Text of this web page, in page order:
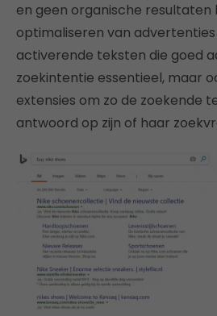
en geen organische resultaten
optimaliseren van
activerende teksten die goed
zoekintentie essentieel, maar
extensies om zo de zoekende
antwoord op zijn of haar